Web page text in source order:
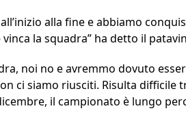
alla fine e abbiamo
la squadra” ha detto il
noi no e avremmo dovuto
ci siamo riusciti. Risulta difficile
il campionato è lungo